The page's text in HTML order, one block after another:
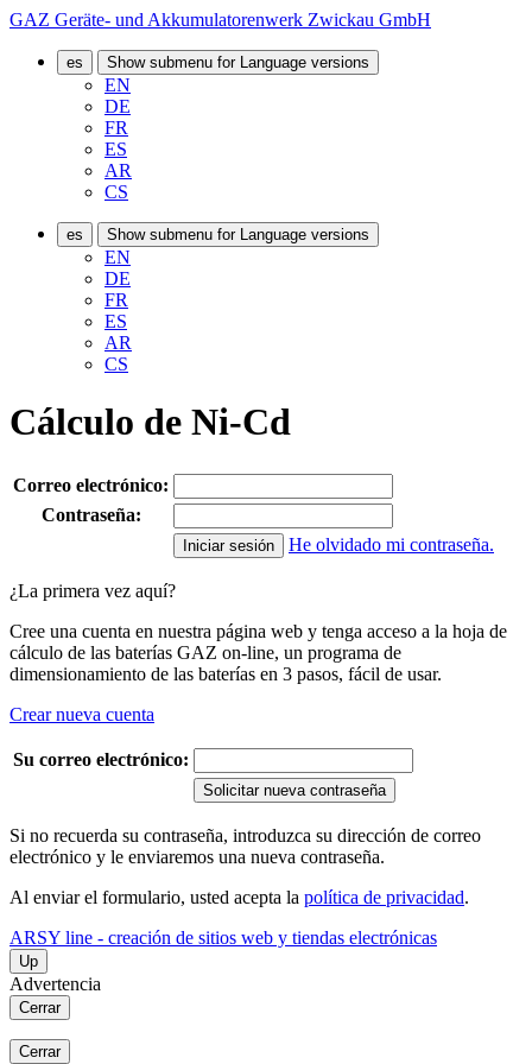
GAZ Geräte- und Akkumulatorenwerk Zwickau GmbH
es Show submenu for Language versions
EN
DE
FR
ES
AR
CS
es Show submenu for Language versions
EN
DE
FR
ES
AR
CS
Cálculo de Ni-Cd
Correo electrónico:
Contraseña:
He olvidado mi contraseña.
¿La primera vez aquí?
Cree una cuenta en nuestra página web y tenga acceso a la hoja de
cálculo de las baterías GAZ on-line, un programa de
dimensionamiento de las baterías en 3 pasos, fácil de usar.
Crear nueva cuenta
Su correo electrónico:
Solicitar nueva contraseña
Si no recuerda su contraseña, introduzca su dirección de correo
electrónico y le enviaremos una nueva contraseña.
Al enviar el formulario, usted acepta la política de privacidad.
ARSY line - creación de sitios web y tiendas electrónicas
Up
Advertencia
Cerrar
Cerrar